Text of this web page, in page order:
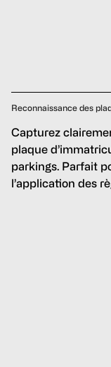
Reconnaissance des
Capturez
plaque
parkings. Parfait
l’application des